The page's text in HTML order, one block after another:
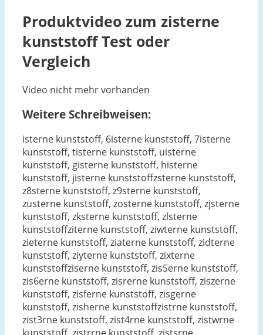
Produktvideo zum zisterne
kunststoffTest oder
Vergleich
Video nicht mehr vorhanden
Weitere Schreibweisen:
isterne kunststoff, 6isterne kunststoff, 7isterne
kunststoff, tisterne kunststoff, uisterne
kunststoff, gisterne kunststoff, histerne
kunststoff, jisterne kunststoffzsterne kunststoff,
z8sterne kunststoff, z9sterne kunststoff,
zusterne kunststoff, zosterne kunststoff, zjsterne
kunststoff, zksterne kunststoff, zlsterne
kunststoffziterne kunststoff, ziwterne kunststoff,
zieterne kunststoff, ziaterne kunststoff, zidterne
kunststoff, ziyterne kunststoff, zixterne
kunststoffziserne kunststoff, zis5erne kunststoff,
zis6erne kunststoff, zisrerne kunststoff, ziszerne
kunststoff, zisferne kunststoff, zisgerne
kunststoff, zisherne kunststoffzistrne kunststoff,
zist3rne kunststoff, zist4rne kunststoff, zistwrne